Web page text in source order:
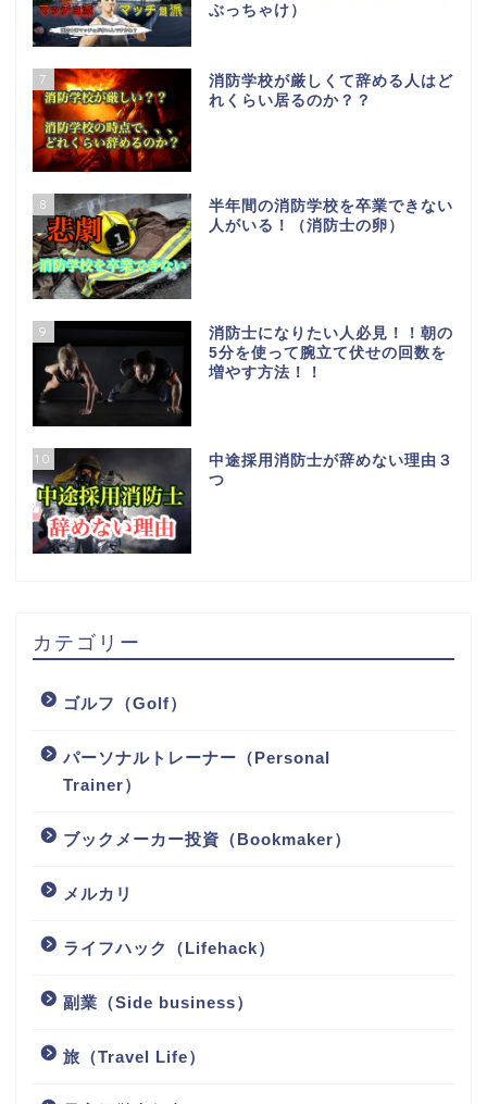
ぶっちゃけ）
7
消防学校が厳しくて辞める人はど
れくらい居るのか？？
8
半年間の消防学校を卒業できない
人がいる！（消防士の卵）
9
消防士になりたい人必見！！朝の
5分を使って腕立て伏せの回数を
増やす方法！！
10
中途採用消防士が辞めない理由３
つ
カテゴリー
ゴルフ（Golf）
パーソナルトレーナー（Personal
Trainer）
ブックメーカー投資（Bookmaker）
メルカリ
ライフハック（Lifehack）
副業（Side business）
旅（Travel Life）